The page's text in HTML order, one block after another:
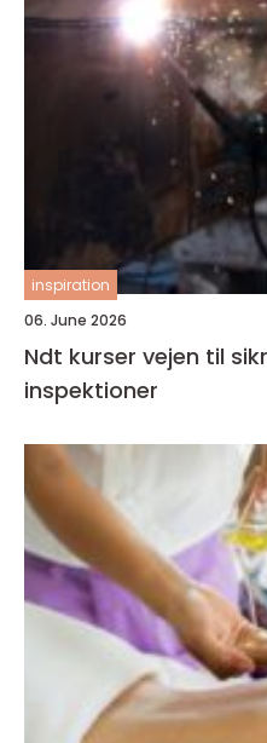
inspiration
06. June 2026
Ndt kurser vejen til sikre og pålidelige
inspektioner